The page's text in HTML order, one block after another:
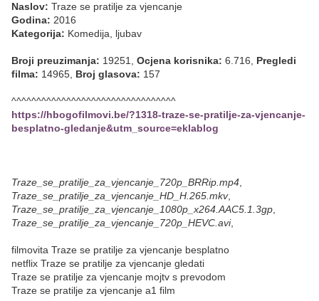
Naslov: Traze se pratilje za vjencanje
Godina: 2016
Kategorija: Komedija, ljubav
Broji preuzimanja: 19251, Ocjena korisnika: 6.716, Pregledi
filma: 14965, Broj glasova: 157
^^^^^^^^^^^^^^^^^^^^^^^^^^^^^^^^^
https://hbogofilmovi.be/?1318-traze-se-pratilje-za-vjencanje-
besplatno-gledanje&utm_source=eklablog
Traze_se_pratilje_za_vjencanje_720p_BRRip.mp4
Traze_se_pratilje_za_vjencanje_HD_H.265.mkv,
Traze_se_pratilje_za_vjencanje_1080p_x264.AAC5.1.3gp
Traze_se_pratilje_za_vjencanje_720p_HEVC.avi,
filmovita Traze se pratilje za vjencanje besplatno
netflix Traze se pratilje za vjencanje gledati
Traze se pratilje za vjencanje mojtv s prevodom
Traze se pratilje za vjencanje a1 film